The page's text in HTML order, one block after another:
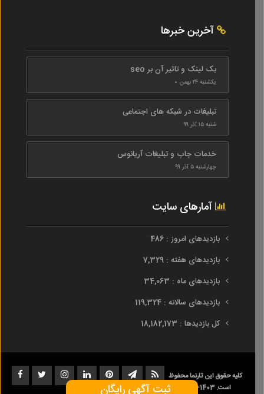
آخرین خبرها
بک لینک و تاثیر آن بر seo
یکشنبه ۲۴ بهمن ۰
تبلیغات در شبکه های اجتماعی
شنبه ۱۵ آذر ۹۹
خدمات چاپ و تبلیغات آریانوس
چهارشنبه ۵ آذر ۹۹
آمارهای سایت
بازدیدهای امروز : 486
بازدیدهای هفته : 7,329
بازدیدهای ماه : 34,063
بازدیدهای سالانه : 119,324
کل بازدیدها : 18,182,173
کلیه حقوق این تارنما محفوظ
است. 1403-1393
ثبت آگهی رایگان